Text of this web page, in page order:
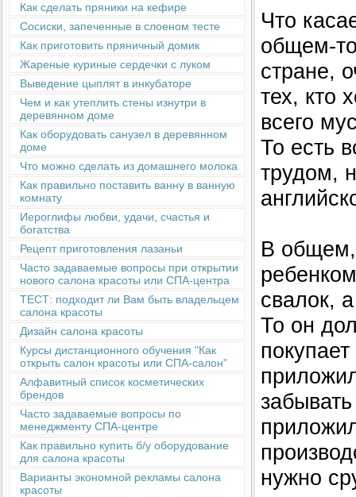
Как сделать пряники на кефире
Сосиски, запеченные в слоеном тесте
Как приготовить пряничный домик
Жареные куриные сердечки с луком
Выведение цыплят в инкубаторе
Чем и как утеплить стены изнутри в
деревянном доме
Как оборудовать санузел в деревянном
доме
Что можно сделать из домашнего молока
Как правильно поставить ванну в ванную
комнату
Иероглифы любви, удачи, счастья и
богатства
Рецепт приготовления лазаньи
Часто задаваемые вопросы при открытии
нового салона красоты или СПА-центра
ТЕСТ: подходит ли Вам быть владельцем
салона красоты
Дизайн салона красоты
Курсы дистанционного обучения "Как
открыть салон красоты или СПА-салон"
Алфавитный список косметических
брендов
Часто задаваемые вопросы по
менеджменту СПА-центре
Как правильно купить б/у оборудование
для салона красоты
Варианты экономной рекламы салона
красоты
Что
общем-
стране,
тех, кто
всего
То есть
трудом,
В общем,
свалок,
То он
нужно